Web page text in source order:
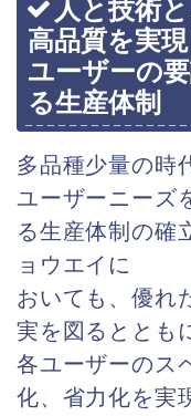
人と技術
高品質を実現
ユーザーの
る生産体制
多品種少量の時
ユーザーニーズ
る生産体制の確
ョウエイに
おいても、優れ
実を図るととも
各ユーザーのス
化、省力化を実